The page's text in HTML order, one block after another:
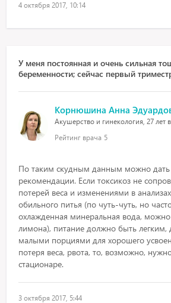
4 октября 2017, 10:14
У меня постоянная и очень сильная
беременности; сейчас первый
Корнюшина Анна
Акушерство и гинекология, 27 лет
Рейтинг врача 5
По таким скудным данным можно
рекомендации. Если токсикоз не
потерей веса и изменениями в
обильного питья (по чуть-чуть, но
охлажденная минеральная вода,
лимона), питание должно быть
малыми порциями для хорошего
потеря веса, рвота, то, возможно,
стационаре.
3 октября 2017, 5:44